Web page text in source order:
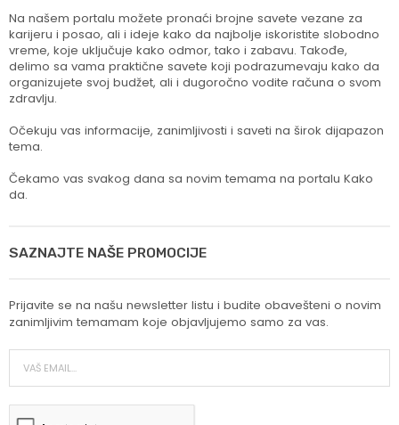
Na našem portalu možete pronaći brojne savete vezane za
karijeru i posao, ali i ideje kako da najbolje iskoristite slobodno
vreme, koje uključuje kako odmor, tako i zabavu. Takođe,
delimo sa vama praktične savete koji podrazumevaju kako da
organizujete svoj budžet, ali i dugoročno vodite računa o svom
zdravlju.
Očekuju vas informacije, zanimljivosti i saveti na širok dijapazon
tema.
Čekamo vas svakog dana sa novim temama na portalu Kako
da.
SAZNAJTE NAŠE PROMOCIJE
Prijavite se na našu newsletter listu i budite obavešteni o novim
zanimljivim temamam koje objavljujemo samo za vas.